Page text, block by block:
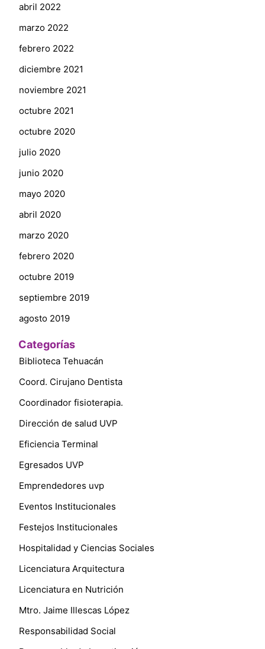
abril 2022
marzo 2022
febrero 2022
diciembre 2021
noviembre 2021
octubre 2021
octubre 2020
julio 2020
junio 2020
mayo 2020
abril 2020
marzo 2020
febrero 2020
octubre 2019
septiembre 2019
agosto 2019
Categorías
Biblioteca Tehuacán
Coord. Cirujano Dentista
Coordinador fisioterapia.
Dirección de salud UVP
Eficiencia Terminal
Egresados UVP
Emprendedores uvp
Eventos Institucionales
Festejos Institucionales
Hospitalidad y Ciencias Sociales
Licenciatura Arquitectura
Licenciatura en Nutrición
Mtro. Jaime Illescas López
Responsabilidad Social